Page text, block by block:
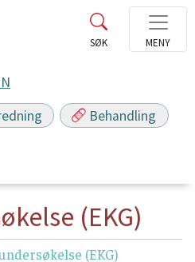
Behandling
(EKG)
(EKG)